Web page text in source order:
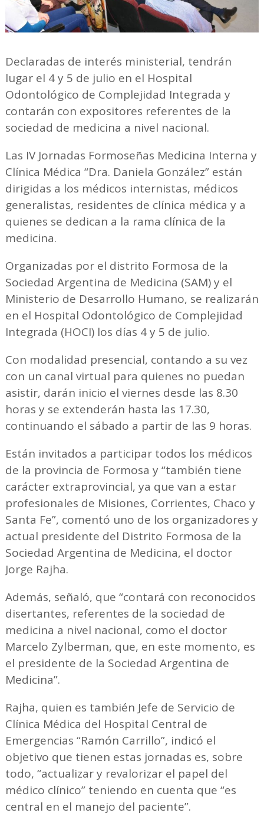
Declaradas de interés ministerial, tendrán
lugar el 4 y 5 de julio en el Hospital
Odontológico de Complejidad Integrada y
contarán con expositores referentes de la
sociedad de medicina a nivel nacional.
Las IV Jornadas Formoseñas Medicina Interna y
Clínica Médica “Dra. Daniela González” están
dirigidas a los médicos internistas, médicos
generalistas, residentes de clínica médica y a
quienes se dedican a la rama clínica de la
medicina.
Organizadas por el distrito Formosa de la
Sociedad Argentina de Medicina (SAM) y el
Ministerio de Desarrollo Humano, se realizarán
en el Hospital Odontológico de Complejidad
Integrada (HOCI) los días 4 y 5 de julio.
Con modalidad presencial, contando a su vez
con un canal virtual para quienes no puedan
asistir, darán inicio el viernes desde las 8.30
horas y se extenderán hasta las 17.30,
continuando el sábado a partir de las 9 horas.
Están invitados a participar todos los médicos
de la provincia de Formosa y “también tiene
carácter extraprovincial, ya que van a estar
profesionales de Misiones, Corrientes, Chaco y
Santa Fe”, comentó uno de los organizadores y
actual presidente del Distrito Formosa de la
Sociedad Argentina de Medicina, el doctor
Jorge Rajha.
Además, señaló, que “contará con reconocidos
disertantes, referentes de la sociedad de
medicina a nivel nacional, como el doctor
Marcelo Zylberman, que, en este momento, es
el presidente de la Sociedad Argentina de
Medicina”.
Rajha, quien es también Jefe de Servicio de
Clínica Médica del Hospital Central de
Emergencias “Ramón Carrillo”, indicó el
objetivo que tienen estas jornadas es, sobre
todo, “actualizar y revalorizar el papel del
médico clínico” teniendo en cuenta que “es
central en el manejo del paciente”.